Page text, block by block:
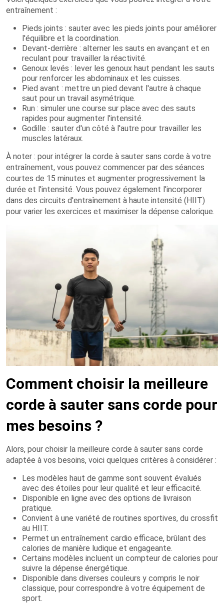
entraînement :
Pieds joints : sauter avec les pieds joints pour améliorer
l'équilibre et la coordination.
Devant-derrière : alterner les sauts en avançant et en
reculant pour travailler la réactivité.
Genoux levés : lever les genoux haut pendant les sauts
pour renforcer les abdominaux et les cuisses.
Pied avant : mettre un pied devant l'autre à chaque
saut pour un travail asymétrique.
Run : simuler une course sur place avec des sauts
rapides pour augmenter l'intensité.
Godille : sauter d'un côté à l'autre pour travailler les
muscles latéraux.
À noter : pour intégrer la corde à sauter sans corde à votre
entraînement, vous pouvez commencer par des séances
courtes de 15 minutes et augmenter progressivement la
durée et l'intensité. Vous pouvez également l'incorporer
dans des circuits d'entraînement à haute intensité (HIIT)
pour varier les exercices et maximiser la dépense calorique.
Comment choisir la meilleure
corde à sauter sans corde pour
mes besoins ?
Alors, pour choisir la meilleure corde à sauter sans corde
adaptée à vos besoins, voici quelques critères à considérer :
Les modèles haut de gamme sont souvent évalués
avec des étoiles pour leur qualité et leur efficacité.
Disponible en ligne avec des options de livraison
pratique.
Convient à une variété de routines sportives, du crossfit
au HIIT.
Permet un entraînement cardio efficace, brûlant des
calories de manière ludique et engageante.
Certains modèles incluent un compteur de calories pour
suivre la dépense énergétique.
Disponible dans diverses couleurs y compris le noir
classique, pour correspondre à votre équipement de
sport.